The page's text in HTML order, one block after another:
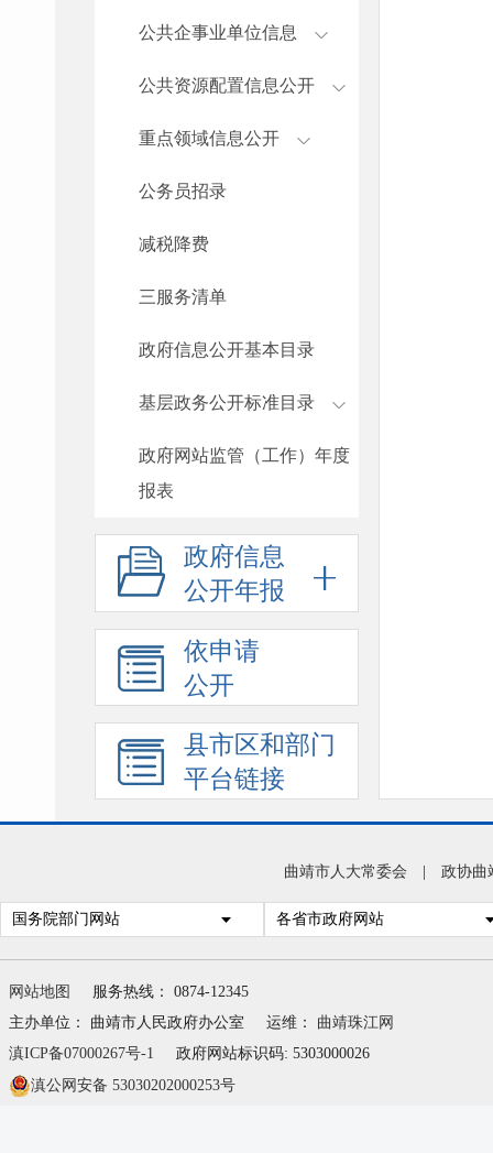
公共企事业单位信息
公共资源配置信息公开
重点领域信息公开
公务员招录
减税降费
三服务清单
政府信息公开基本目录
基层政务公开标准目录
政府网站监管（工作）年度
报表
政府信息
公开年报
依申请
公开
县市区和部门
平台链接
曲靖市人大常委会 政协曲
国务院部门网站 各省市政府网站
网站地图
服务热线： 0874-12345
主办单位： 曲靖市人民政府办公室
运维： 曲靖珠江网
滇ICP备07000267号-1
政府网站标识码: 5303000026
滇公网安备 53030202000253号